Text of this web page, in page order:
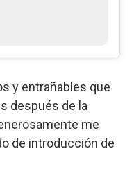
y entrañables que
después de la
me
de introducción de